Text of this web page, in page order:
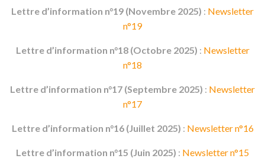
Lettre d’information n°19 (Novembre 2025) : Newsletter
n°19
Lettre d’information n°18 (Octobre 2025) : Newsletter
n°18
Lettre d’information n°17 (Septembre 2025) : Newsletter
n°17
Lettre d’information n°16 (Juillet 2025) : Newsletter n°16
Lettre d’information n°15 (Juin 2025) : Newsletter n°15